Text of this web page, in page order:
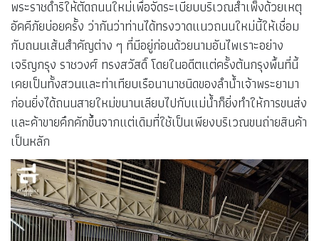
พระราชดำริให้ตัดถนนใหม่เพื่อจัดระเบียบบริเวณสำเพ็งด้วยเหตุ
อัคคีภัยบ่อยครั้ง ว่ากันว่าท่านได้ทรงวาดแนวถนนใหม่นี้ให้เชื่อม
กับถนนเส้นสำคัญต่าง ๆ ที่มีอยู่ก่อนด้วยนามอันไพเราะอย่าง
เจริญกรุง ราชวงศ์ ทรงสวัสดิ์ โดยในอดีตแต่ครั้งต้นกรุงพื้นที่นี้
เคยเป็นทั้งสวนและท่าเทียบเรือนานาชนิดของลำน้ำเจ้าพระยามา
ก่อนยิ่งได้ถนนสายใหม่ขนานเลียบไปกับแม่น้ำก็ยิ่งทำให้การขนส่ง
และค้าขายคึกคักขึ้นจากแต่เดิมที่ใช้เป็นเพียงบริเวณขนถ่ายสินค้า
เป็นหลัก